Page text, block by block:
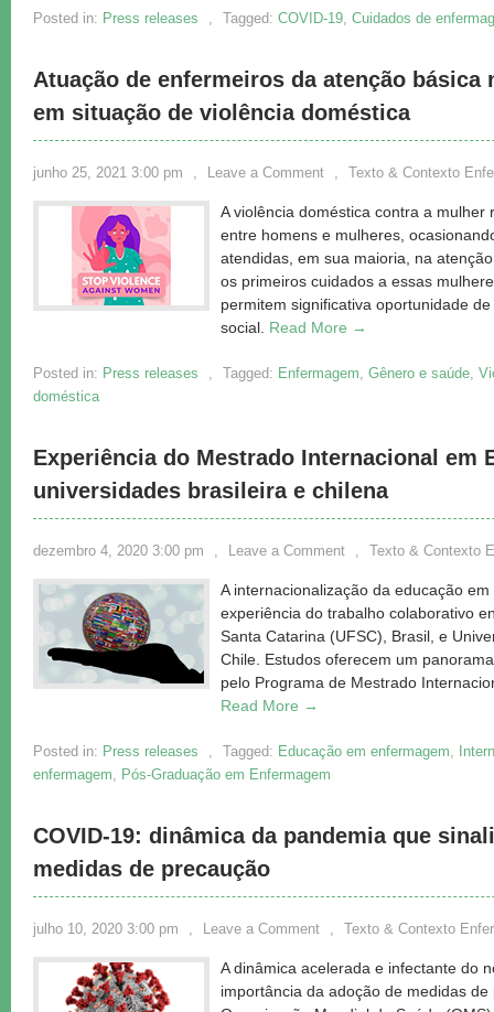
Posted in: Press releases , Tagged: COVID-19, Cuidados de
Atuação de enfermeiros da atenção básica
em situação de violência doméstica
junho 25, 2021 3:00 pm , Leave a Comment , Texto & Contexto
A violência doméstica contra a mulher
entre homens e mulheres,
atendidas, em sua maioria, na
os primeiros cuidados a essas
permitem significativa oportunidade
social. Read More →
Posted in: Press releases , Tagged: Enfermagem, Gênero e saúde,
doméstica
Experiência do Mestrado Internacional em
universidades brasileira e chilena
dezembro 4, 2020 3:00 pm , Leave a Comment , Texto & Contexto
A internacionalização da educação
experiência do trabalho colaborativo
Santa Catarina (UFSC), Brasil, e
Chile. Estudos oferecem um
pelo Programa de Mestrado
Read More →
Posted in: Press releases , Tagged: Educação em enfermagem,
enfermagem, Pós-Graduação em Enfermagem
COVID-19: dinâmica da pandemia que
medidas de precaução
julho 10, 2020 3:00 pm , Leave a Comment , Texto & Contexto
A dinâmica acelerada e infectante do
importância da adoção de medidas